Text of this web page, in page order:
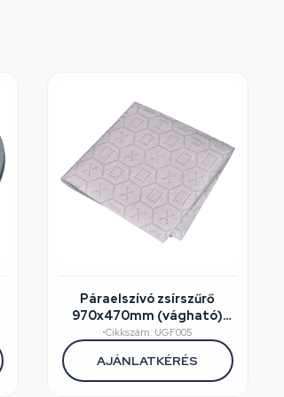
Páraelszívó zsírszűrő
970x470mm (vágható)
140g/m2 telítettség
jelzővel UGF015 / SIF002
WPRO eredeti 1db
•Cikkszám: UGF005
AJÁNLATKÉRÉS